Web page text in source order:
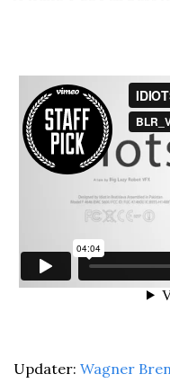
Updater: Wagner